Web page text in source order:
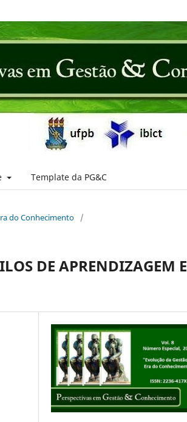
Template da PG&C
do Conhecimento
/
DE APRENDIZAGEM